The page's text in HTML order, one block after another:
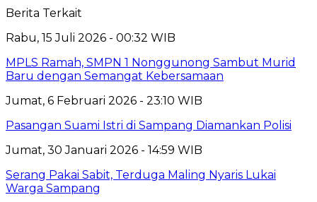
Berita Terkait
Rabu, 15 Juli 2026 - 00:32 WIB
MPLS Ramah, SMPN 1 Nonggunong Sambut Murid
Baru dengan Semangat Kebersamaan
Jumat, 6 Februari 2026 - 23:10 WIB
Pasangan Suami Istri di Sampang Diamankan Polisi
Jumat, 30 Januari 2026 - 14:59 WIB
Serang Pakai Sabit, Terduga Maling Nyaris Lukai
Warga Sampang